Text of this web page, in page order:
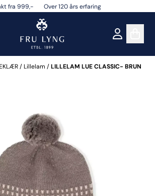
fra 999,- Over 120 års erfaring
/Lillelam /LILLELAM LUE CLASSIC- BRUN